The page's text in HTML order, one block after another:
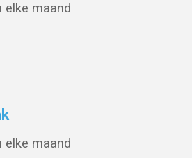
elke maand
elke maand